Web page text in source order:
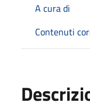
A cura di
Contenuti